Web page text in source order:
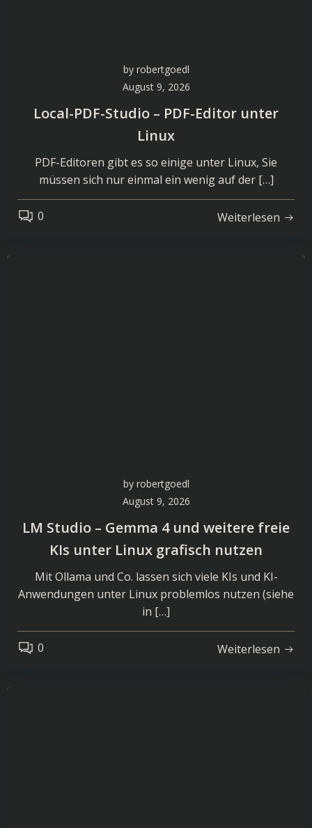
by robertgoedl
August 9, 2026
Local-PDF-Studio – PDF-Editor unter
Linux
PDF-Editoren gibt es so einige unter Linux, Sie
müssen sich nur einmal ein wenig auf der […]
0 Weiterlesen
by robertgoedl
August 9, 2026
LM Studio – Gemma 4 und weitere freie
KIs unter Linux grafisch nutzen
Mit Ollama und Co. lassen sich viele KIs und KI-
Anwendungen unter Linux problemlos nutzen (siehe
in […]
0 Weiterlesen